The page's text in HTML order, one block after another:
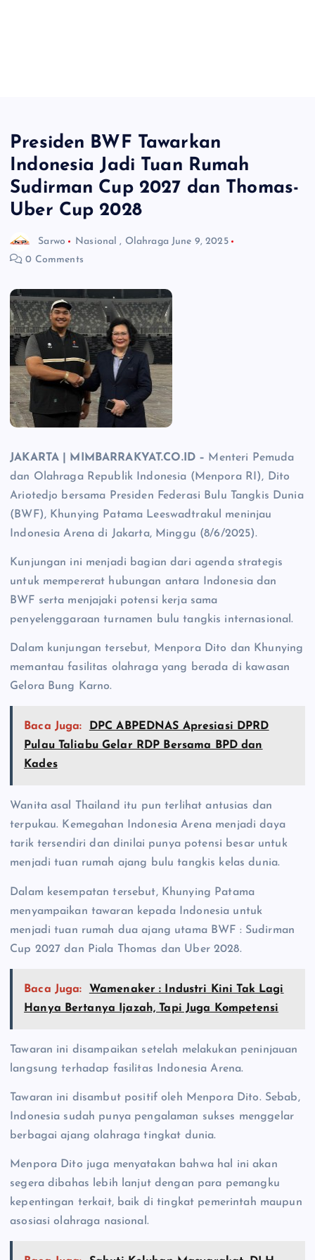
Presiden BWF Tawarkan
Indonesia Jadi Tuan Rumah
Sudirman Cup 2027 dan Thomas-
Uber Cup 2028
Sarwo Nasional , Olahraga June 9, 2025
0 Comments
JAKARTA | MIMBARRAKYAT.CO.ID – Menteri Pemuda
dan Olahraga Republik Indonesia (Menpora RI), Dito
Ariotedjo bersama Presiden Federasi Bulu Tangkis Dunia
(BWF), Khunying Patama Leeswadtrakul meninjau
Indonesia Arena di Jakarta, Minggu (8/6/2025).
Kunjungan ini menjadi bagian dari agenda strategis
untuk mempererat hubungan antara Indonesia dan
BWF serta menjajaki potensi kerja sama
penyelenggaraan turnamen bulu tangkis internasional.
Dalam kunjungan tersebut, Menpora Dito dan Khunying
memantau fasilitas olahraga yang berada di kawasan
Gelora Bung Karno.
Baca Juga:
DPC ABPEDNAS Apresiasi DPRD
Pulau Taliabu Gelar RDP Bersama BPD dan
Kades
Wanita asal Thailand itu pun terlihat antusias dan
terpukau. Kemegahan Indonesia Arena menjadi daya
tarik tersendiri dan dinilai punya potensi besar untuk
menjadi tuan rumah ajang bulu tangkis kelas dunia.
Dalam kesempatan tersebut, Khunying Patama
menyampaikan tawaran kepada Indonesia untuk
menjadi tuan rumah dua ajang utama BWF : Sudirman
Cup 2027 dan Piala Thomas dan Uber 2028.
Baca Juga:
Wamenaker : Industri Kini Tak Lagi
Hanya Bertanya Ijazah, Tapi Juga Kompetensi
Tawaran ini disampaikan setelah melakukan peninjauan
langsung terhadap fasilitas Indonesia Arena.
Tawaran ini disambut positif oleh Menpora Dito. Sebab,
Indonesia sudah punya pengalaman sukses menggelar
berbagai ajang olahraga tingkat dunia.
Menpora Dito juga menyatakan bahwa hal ini akan
segera dibahas lebih lanjut dengan para pemangku
kepentingan terkait, baik di tingkat pemerintah maupun
asosiasi olahraga nasional.